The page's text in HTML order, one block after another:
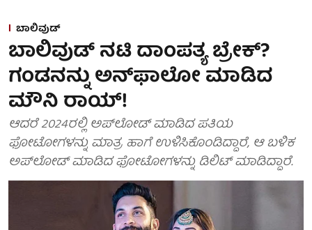
ಬಾಲಿವುಡ್
ಬಾಲಿವುಡ್ ನಟಿ ದಾಂಪತ್ಯ ಬ್ರೇಕ್?
ಗಂಡನನ್ನು ಅನ್‌ಫಾಲೋ ಮಾಡಿದ
ಮೌನಿ ರಾಯ್!
ಆದರೆ 2024ರಲ್ಲಿ ಅಪ್‌ಲೋಡ್‌ ಮಾಡಿದ ಪತಿಯ
ಫೋಟೋಗಳನ್ನು ಮಾತ್ರ ಹಾಗೆ ಉಳಿಸಿಕೊಂಡಿದ್ದಾರೆ, ಆ ಬಳಿಕ
ಅಪ್‌ಲೋಡ್ ಮಾಡಿದ ಫೋಟೋಗಳನ್ನು ಡಿಲಿಟ್‌ ಮಾಡಿದ್ದಾರೆ.